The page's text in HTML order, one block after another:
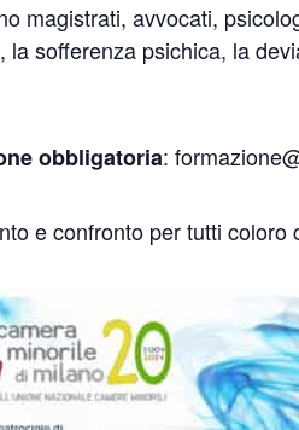
magistrati, avvocati,
sofferenza psichica, la
obbligatoria:
e confronto per tutti